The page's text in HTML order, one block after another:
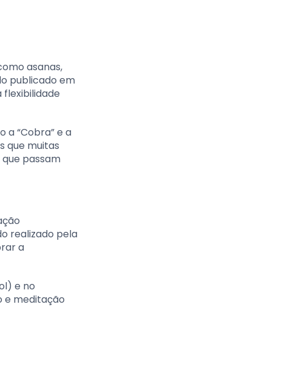
asanas,
publicado em
flexibilidade
“Cobra” e a
que muitas
passam
realizado pela
a
e no
e meditação